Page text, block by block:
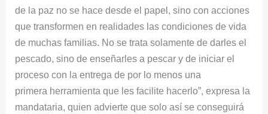
de la paz no se hace desde el papel, sino con acciones
que transformen en realidades las condiciones de vida
de muchas familias. No se trata solamente de darles el
pescado, sino de enseñarles a pescar y de iniciar el
proceso con la entrega de por lo menos una
primera herramienta que les facilite hacerlo”, expresa la
mandataria, quien advierte que solo así se conseguirá